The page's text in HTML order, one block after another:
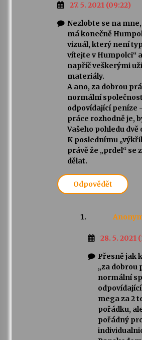
27. 5. 2021 (09:22)
Nezlobte se na
má konečně
vizuál, který není
vítejte v Humpolci“
napříč veškerými
materiály.
A ano, za dobrou
normální
odpovídající peníze
práce rozhodně je,
Vašeho pohledu dvě
K poslednímu
právě že „prdel“ se
dělat.
Odpovědět
28. 5. 2021
Přesně jak
„za dobrou
normální
odpovídající
mega za 2
pořádku,
pořádný